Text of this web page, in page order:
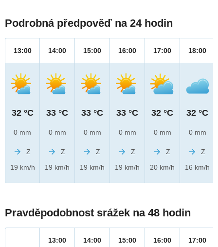
Podrobná předpověď na 24 hodin
13:00
32 °C
0 mm
Z
19 km/h
14:00
33 °C
0 mm
Z
19 km/h
15:00
33 °C
0 mm
Z
19 km/h
16:00
33 °C
0 mm
Z
19 km/h
17:00
32 °C
0 mm
Z
20 km/h
18:00
32 °C
0 mm
Z
16 km/h
Pravděpodobnost srážek na 48 hodin
13:00
14:00
15:00
16:00
17:00